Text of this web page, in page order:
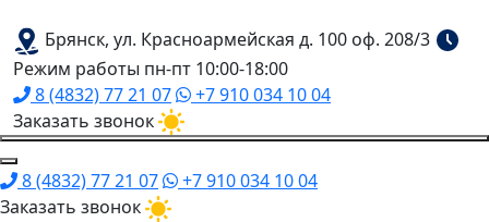
Брянск, ул. Красноармейская д. 100 оф. 208/3
Режим работы пн-пт 10:00-18:00
8 (4832) 77 21 07
+7 910 034 10 04
Заказать звонок
8 (4832) 77 21 07
+7 910 034 10 04
Заказать звонок